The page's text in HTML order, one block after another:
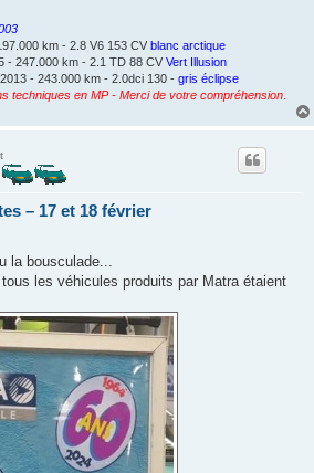
km - 2.8 V6 153 CV blanc arctique
- 247.000 km - 2.1 TD 88 CV Vert Illusion
- 243.000 km - 2.0dci 130 - gris éclipse
techniques en MP - Merci de votre compréhension
– 17 et 18 février
la bousculade...
les véhicules produits par Matra étaient